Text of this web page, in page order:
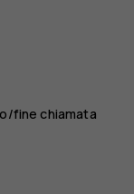
fine chiamata